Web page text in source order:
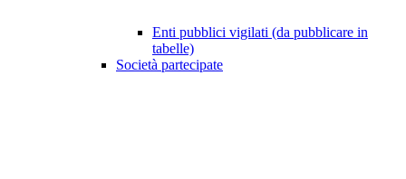
Enti pubblici vigilati (da pubblicare in
tabelle)
Società partecipate